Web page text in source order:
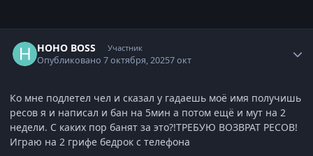
HOHO BOSS Участник
Опубликовано7 октября, 20257 окт
Ко мне подлетел чел и сказал у гадаешь моё имя получишь
ресов я и написал и бан на 5мин а потом ещё и мут на 2
недели. С каких пор банят за это?!ТРЕБУЮ ВОЗВРАТ РЕСОВ!
Играю на 2 грифе бедрок с телефона